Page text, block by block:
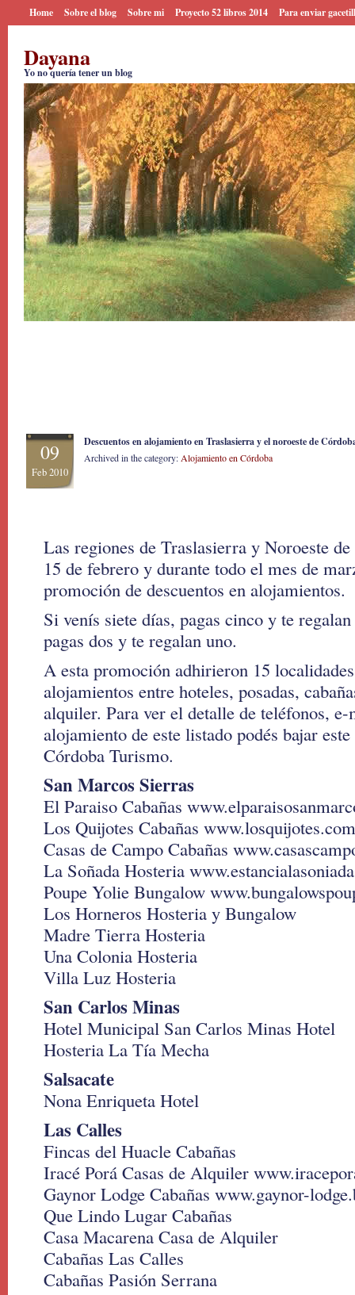
Home Sobre el blog Sobre mi Proyecto 52 libros 2014 Para enviar
Dayana
Yo no quería tener un blog
09
Feb 2010
Descuentos en alojamiento en Traslasierra y el noroeste de
Archived in the category: Alojamiento en Córdoba
Las regiones de Traslasierra y Noroeste
15 de febrero y durante todo el mes de
promoción de descuentos en alojamientos.
Si venís siete días, pagas cinco y te
pagas dos y te regalan uno.
A esta promoción adhirieron 15
alojamientos entre hoteles, posadas,
alquiler. Para ver el detalle de teléfonos,
alojamiento de este listado podés bajar
Córdoba Turismo.
San Marcos Sierras
El Paraiso Cabañas
Los Quijotes Cabañas
Casas de Campo Cabañas
La Soñada Hosteria
Poupe Yolie Bungalow
Los Horneros Hosteria y Bungalow
Madre Tierra Hosteria
Una Colonia Hosteria
Villa Luz Hosteria
San Carlos Minas
Hotel Municipal San Carlos Minas Hotel
Hosteria La Tía Mecha
Salsacate
Nona Enriqueta Hotel
Las Calles
Fincas del Huacle Cabañas
Iracé Porá Casas de Alquiler
Gaynor Lodge Cabañas www.gaynor-
Que Lindo Lugar Cabañas
Casa Macarena Casa de Alquiler
Cabañas Las Calles
Cabañas Pasión Serrana